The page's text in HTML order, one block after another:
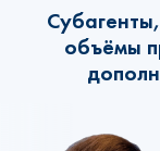
объёмы